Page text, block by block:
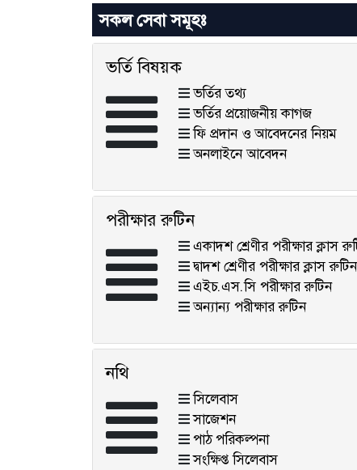
সকল সেবা সমূহঃ
ভর্তি বিষয়ক
ভর্তির তথ্য
ভর্তির প্রয়োজনীয় কাগজ
ফি প্রদান ও আবেদনের নিয়ম
অনলাইনে আবেদন
পরীক্ষার রুটিন
একাদশ শ্রেণীর পরীক্ষার ক্লাস
দ্বাদশ শ্রেণীর পরীক্ষার ক্লাস রুটিন
এইচ.এস.সি পরীক্ষার রুটিন
অন্যান্য পরীক্ষার রুটিন
নথি
সিলেবাস
সাজেশন
পাঠ পরিকল্পনা
সংক্ষিপ্ত সিলেবাস